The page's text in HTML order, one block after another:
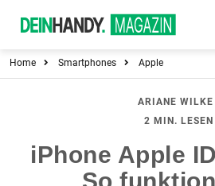
Home Smartphones Apple
ARIANE WILKE
2 MIN. LESEN
iPhone Apple